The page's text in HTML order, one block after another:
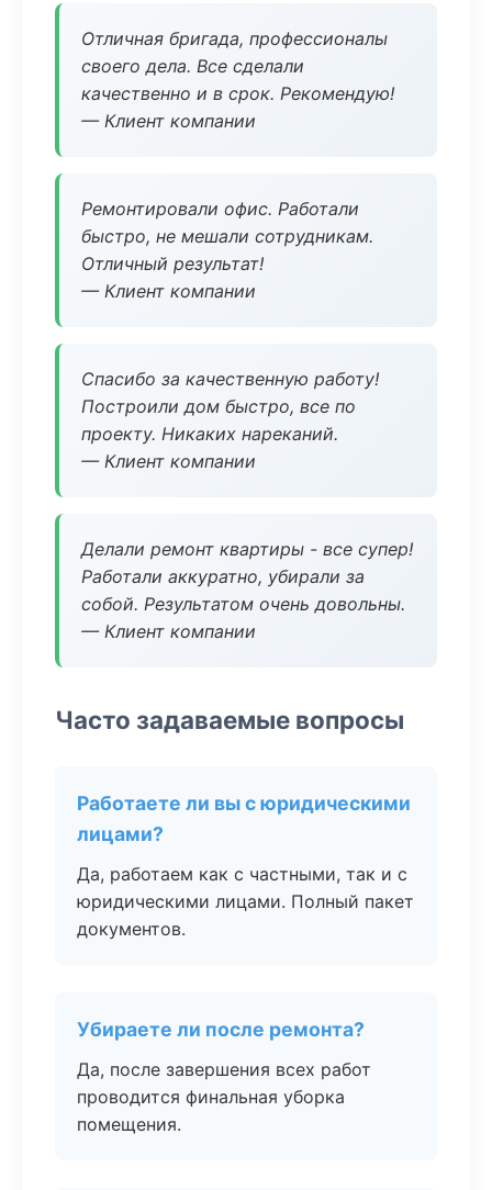
Отличная бригада, профессионалы
своего дела. Все сделали
качественно и в срок. Рекомендую!
— Клиент компании
Ремонтировали офис. Работали
быстро, не мешали сотрудникам.
Отличный результат!
— Клиент компании
Спасибо за качественную работу!
Построили дом быстро, все по
проекту. Никаких нареканий.
— Клиент компании
Делали ремонт квартиры - все супер!
Работали аккуратно, убирали за
собой. Результатом очень довольны.
— Клиент компании
Часто задаваемые вопросы
Работаете ли вы с юридическими
лицами?
Да, работаем как с частными, так и с
юридическими лицами. Полный пакет
документов.
Убираете ли после ремонта?
Да, после завершения всех работ
проводится финальная уборка
помещения.